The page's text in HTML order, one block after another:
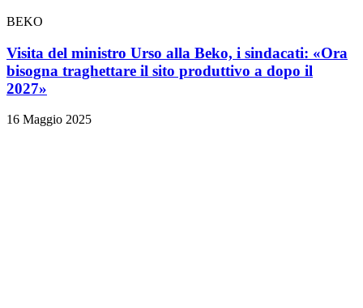
BEKO
Visita del ministro Urso alla Beko, i sindacati: «Ora
bisogna traghettare il sito produttivo a dopo il
2027»
16 Maggio 2025